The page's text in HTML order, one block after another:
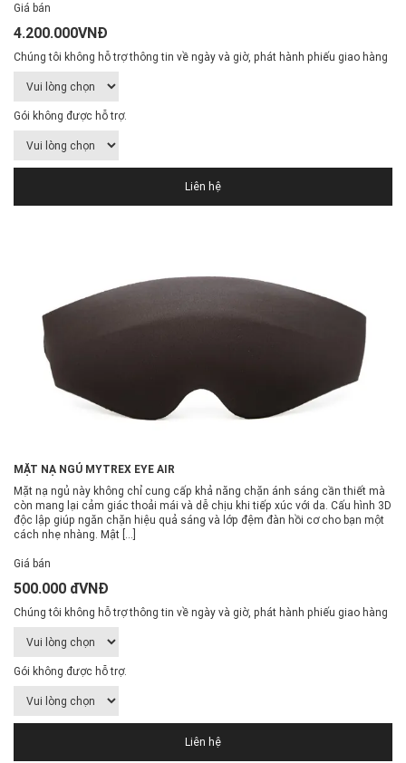
Giá bán
4.200.000VNĐ
Chúng tôi không hỗ trợ thông tin về ngày và giờ, phát hành phiếu giao hàng
Gói không được hỗ trợ.
Liên hệ
MẶT NẠ NGỦ MYTREX EYE AIR
Mặt nạ ngủ này không chỉ cung cấp khả năng chặn ánh sáng cần thiết mà
còn mang lại cảm giác thoải mái và dễ chịu khi tiếp xúc với da. Cấu hình 3D
độc lập giúp ngăn chặn hiệu quả sáng và lớp đệm đàn hồi cơ cho bạn một
cách nhẹ nhàng. Mật […]
Giá bán
500.000 đVNĐ
Chúng tôi không hỗ trợ thông tin về ngày và giờ, phát hành phiếu giao hàng
Gói không được hỗ trợ.
Liên hệ